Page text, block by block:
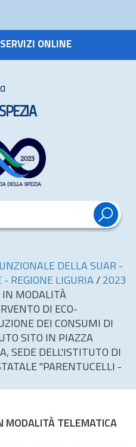
ONLINE
DELLA SUAR -
- REGIONE LIGURIA / 2023
IN MODALITÀ
DI ECO-
DEI CONSUMI DI
SITO IN PIAZZA
SEDE DELL'ISTITUTO DI
"PARENTUCELLI -
MODALITÀ TELEMATICA